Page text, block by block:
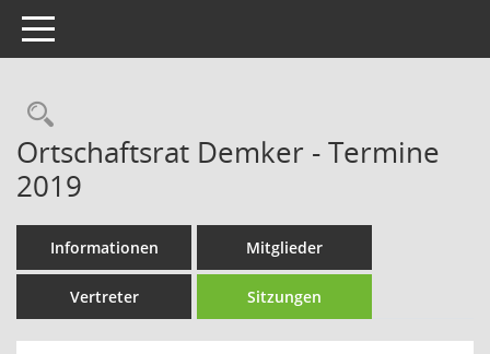
Toggle navigation
Rechercheauswahl
Ortschaftsrat Demker - Termine
2019
Informationen Mitglieder
Vertreter Sitzungen